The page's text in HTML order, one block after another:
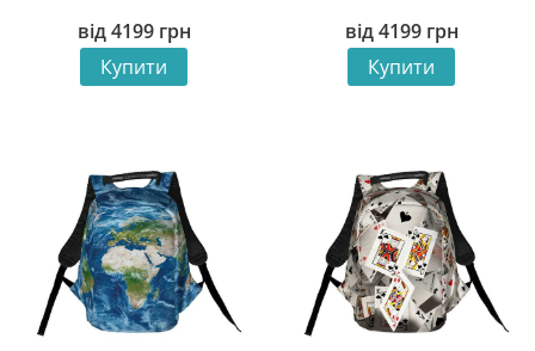
Fairytale forest”
від4199 грн
Купити
від4199 грн
Купити